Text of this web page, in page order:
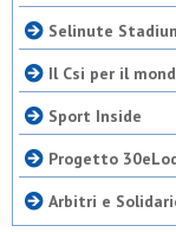
Selinute
Il Csi per il
Sport Inside
Progetto
Arbitri e